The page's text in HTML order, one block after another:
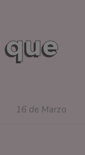
que
16 de Marzo